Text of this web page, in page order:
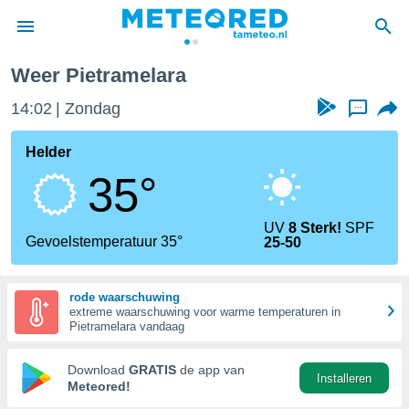
door
verstrekte
hoge
hebt de
voor
op basis
Weer Pietramelara
14:02 Zondag ...
Helder
35°
Gevoelstemperatuur 35°
UV8 Sterk! SPF
25-50
rode waarschuwing
extreme waarschuwing voor warme temperaturen in
Pietramelara vandaag
Download GRATIS de app van
Meteored!
Installeren